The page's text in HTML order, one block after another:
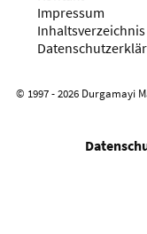
Impressum
Inhaltsverzeichnis
© 1997 - 2026 Durgamayi